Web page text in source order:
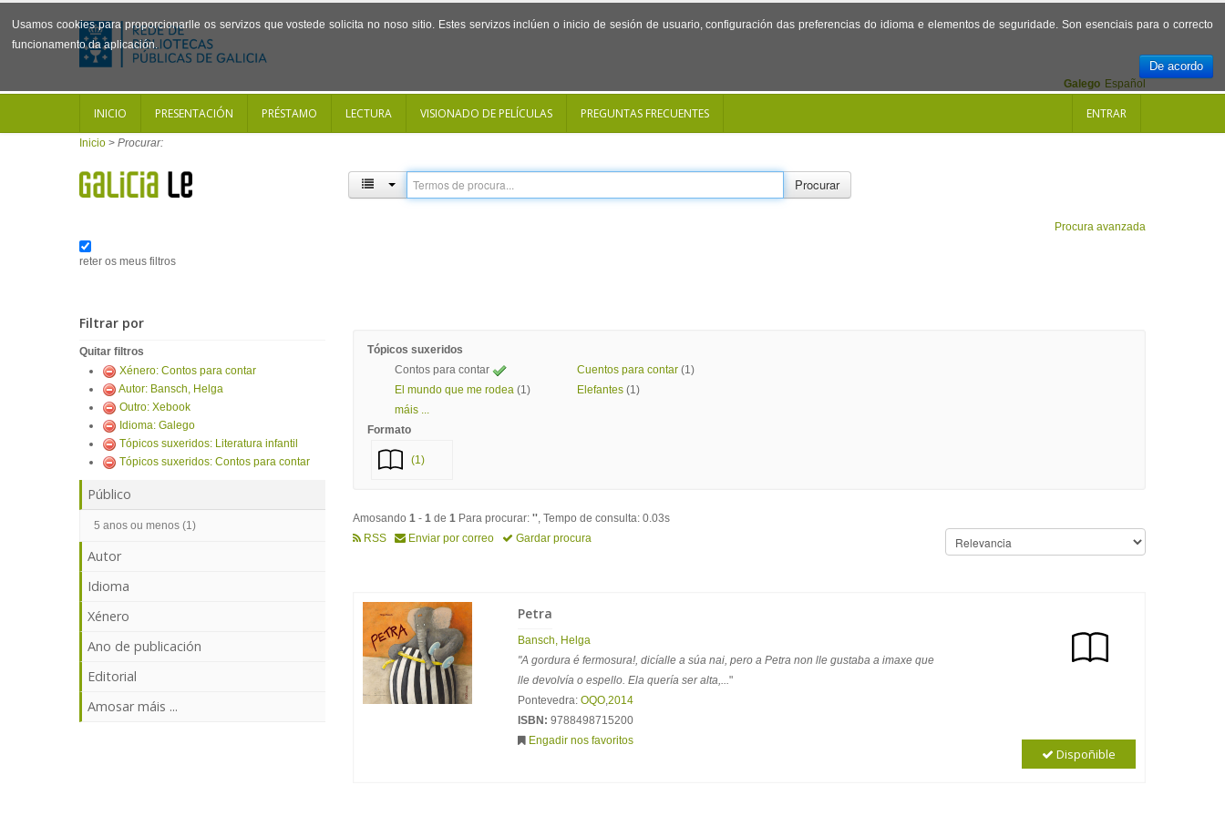
Usamos cookies para proporcionarlle os servizos que vostede solicita no noso sitio. Estes servizos inclúen o inicio de sesión de usuario, configuración das preferencias do idioma e elementos de seguridade. Son esenciais para o correcto
funcionamento da aplicación.
De acordo
Español
Galego
INICIO PRESENTACIÓN PRÉSTAMO LECTURA VISIONADO DE PELÍCULAS PREGUNTAS FRECUENTES ENTRAR
Inicio > Procurar:
Procurar
Procura avanzada
reter os meus filtros
Filtrar por
Quitar filtros
Xénero: Contos para contar
Autor: Bansch, Helga
Outro: Xebook
Idioma: Galego
Tópicos suxeridos: Literatura infantil
Tópicos suxeridos: Contos para contar
Público
5 anos ou menos (1)
Autor
Idioma
Xénero
Ano de publicación
Editorial
Amosar máis ...
Tópicos suxeridos
Contos para contar
Cuentos para contar (1)
El mundo que me rodea (1) Elefantes (1)
máis ...
Formato
(1)
Amosando 1 - 1 de 1 Para procurar: '', Tempo de consulta: 0.03s
RSS
Enviar por correo Gardar procura
Petra
Bansch, Helga
"A gordura é fermosura!, dicíalle a súa nai, pero a Petra non lle gustaba a imaxe que
lle devolvía o espello. Ela quería ser alta,..."
Pontevedra: OQO,2014
ISBN: 9788498715200
Engadir nos favoritos
Dispoñible